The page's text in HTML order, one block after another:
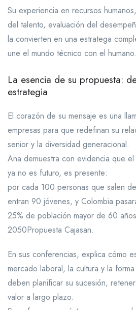
Su experiencia en recursos
del talento, evaluación del
la convierten en una estratega
une el mundo técnico con el humano.
La esencia de su propuesta:
estrategia
El corazón de su mensaje es una
empresas para que redefinan su
senior y la diversidad generacional.
Ana demuestra con evidencia que
ya no es futuro, es presente:
por cada 100 personas que salen
entran 90 jóvenes, y Colombia
25% de población mayor de 60
2050Propuesta Cajasan.
En sus conferencias, explica cómo
mercado laboral, la cultura y la
deben planificar su sucesión,
valor a largo plazo.